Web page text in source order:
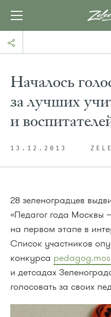
Началось
за лучших
и
13.12.2013
28 зеленоградцев
«Педагог года Москвы
на первом этапе в
Список участников
конкурса
и детсадах
голосовать за своих